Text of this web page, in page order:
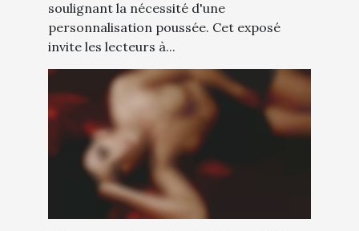
soulignant la nécessité d'une
personnalisation poussée. Cet exposé
invite les lecteurs à...